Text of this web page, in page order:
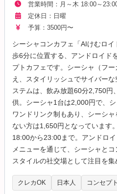
営業時間：月～木 18:00～
定休日：日曜
予算：3500円〜
シーシャコンカフェ「AIけむロ
歩6分に位置する、アンドロイド
プトカフェです。シーシャ（フ
え、スタイリッシュでサイバー
ステムは、飲み放題60分2,750円
供。シーシャ1台は2,000円で、
ワンドリンク制もあり、シーシ
ない方は1,650円となっています
18:00から23:00まで。アンドロ
メニューを通じて、シーシャと
スタイルの社交場として注目を集
クレカOK 日本人 コンセプ